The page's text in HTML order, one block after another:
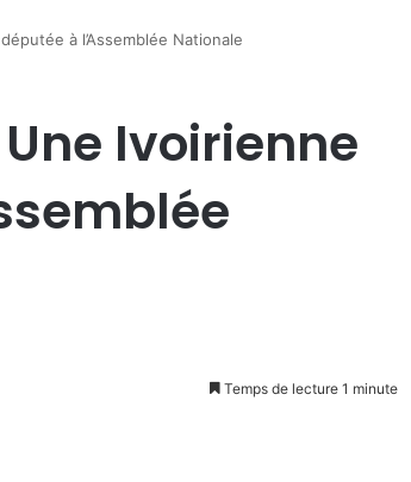
à l’Assemblée Nationale
Ivoirienne
Temps de lecture 1 minute